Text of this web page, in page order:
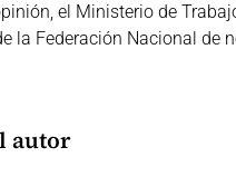
el Ministerio de
la Federación Nacional de
autor